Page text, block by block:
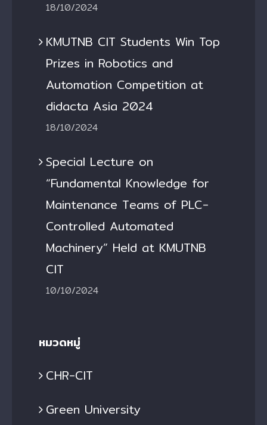
18/10/2024
KMUTNB CIT Students Win Top
Prizes in Robotics and
Automation Competition at
didacta Asia 2024
18/10/2024
Special Lecture on
“Fundamental Knowledge for
Maintenance Teams of PLC-
Controlled Automated
Machinery” Held at KMUTNB
CIT
10/10/2024
หมวดหมู่
CHR-CIT
Green University